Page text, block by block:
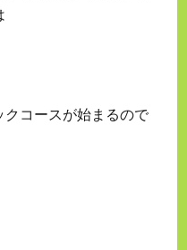
コースが始まるので